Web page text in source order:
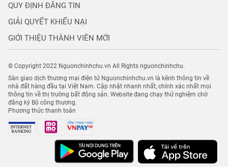
QUY ĐỊNH ĐĂNG TIN
GIẢI QUYẾT KHIẾU NẠI
GIỚI THIỆU THÀNH VIÊN MỚI
© Copyright 2022 Nguonchinhchu.vn All Rights nguonchinhchu.
Sàn giao dịch thương mại điện tử Nguonchinhchu.vn là kênh thông tin về
nhà đất hàng đầu tại Việt Nam. Cập nhật nhanh nhất, chính xác nhất mọi
thông tin về thị trường bất động sản. Website đang chạy thử nghiệm chờ
đăng ký Bộ công thương.
Phương thức thanh toán